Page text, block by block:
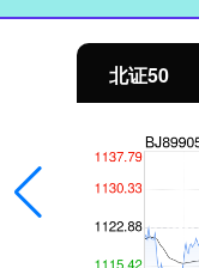
北证50